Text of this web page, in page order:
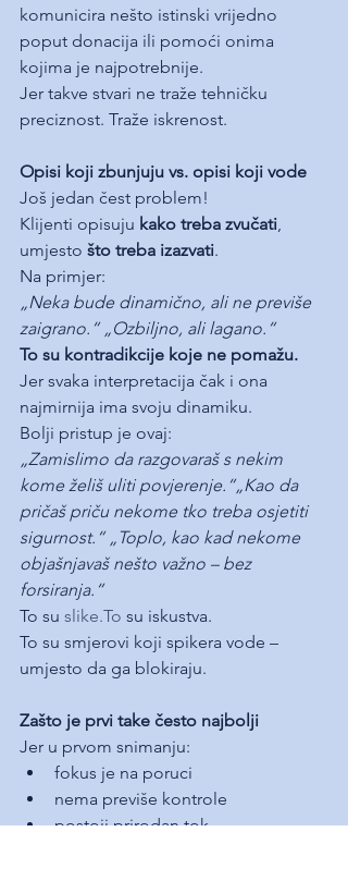
komunicira nešto istinski vrijedno
poput donacija ili pomoći onima
kojima je najpotrebnije.
Jer takve stvari ne traže tehničku
preciznost. Traže iskrenost.
Opisi koji zbunjuju vs. opisi koji vode
Još jedan čest problem!
Klijenti opisuju kako treba zvučati,
umjesto što treba izazvati.
Na primjer:
„Neka bude dinamično, ali ne previše
zaigrano.“ „Ozbiljno, ali lagano.“
To su kontradikcije koje ne pomažu.
Jer svaka interpretacija čak i ona
najmirnija ima svoju dinamiku.
Bolji pristup je ovaj:
„Zamislimo da razgovaraš s nekim
kome želiš uliti povjerenje.“„Kao da
pričaš priču nekome tko treba osjetiti
sigurnost.“ „Toplo, kao kad nekome
objašnjavaš nešto važno – bez
forsiranja.“
To su slike.To su iskustva.
To su smjerovi koji spikera vode –
umjesto da ga blokiraju.
Zašto je prvi take često najbolji
Jer u prvom snimanju:
fokus je na poruci
nema previše kontrole
postoji prirodan tok